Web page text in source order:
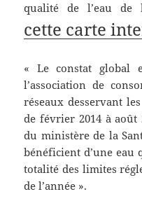
qualité de l’eau de
cette carte
« Le constat global
l’association de
réseaux desservant
de février 2014 à août
du ministère de la
bénéficient d’une eau
totalité des limites
de l’année ».